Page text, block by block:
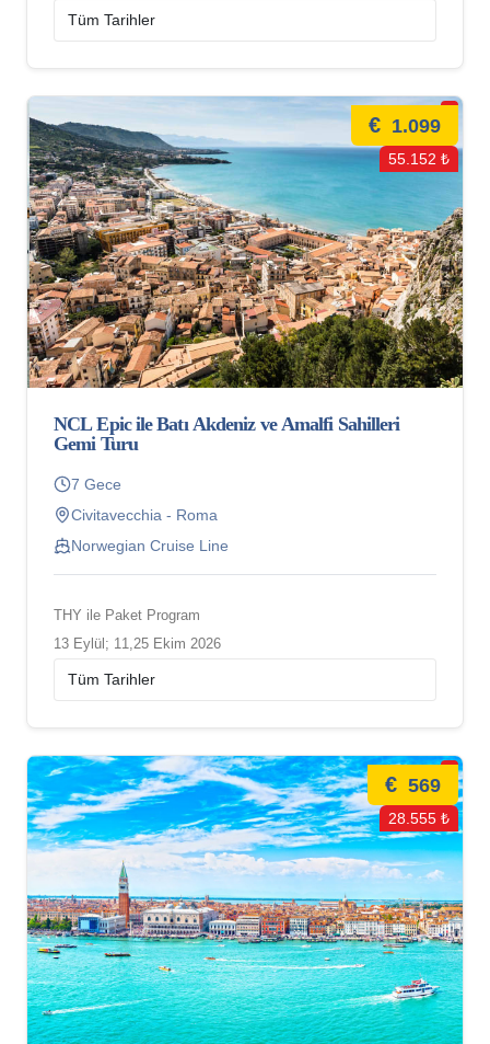
€ 1.099
55.152 ₺
NCL Epic ile Batı Akdeniz ve Amalfi Sahilleri
Gemi Turu
7 Gece
Civitavecchia - Roma
Norwegian Cruise Line
THY ile Paket Program
13 Eylül; 11,25 Ekim 2026
€ 569
28.555 ₺